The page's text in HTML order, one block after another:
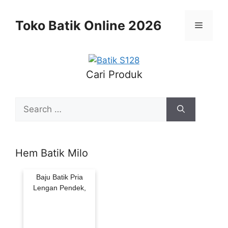
contentToko Batik Online 2026 Menu
Cari Produk
for:
Hem Batik Milo
Baju Batik Pria
Lengan Pendek,